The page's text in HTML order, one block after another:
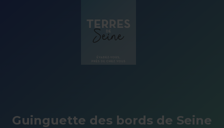
Guinguette des bords de Seine